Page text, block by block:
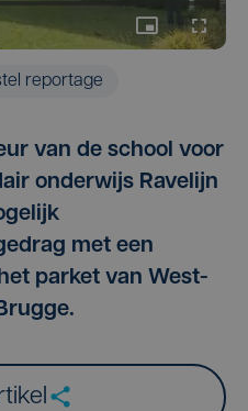
reportage
van de school voor
onderwijs Ravelijn
met een
parket van West-